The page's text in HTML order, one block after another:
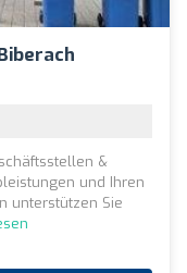
&
und Ihren
unterstützen Sie